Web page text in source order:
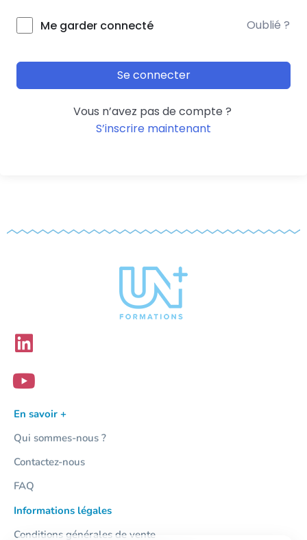
Me garder connecté Oublié ?
Se connecter
Vous n’avez pas de compte ?
S’inscrire maintenant
En savoir +
Qui sommes-nous ?
Contactez-nous
FAQ
Informations légales
Conditions générales de vente